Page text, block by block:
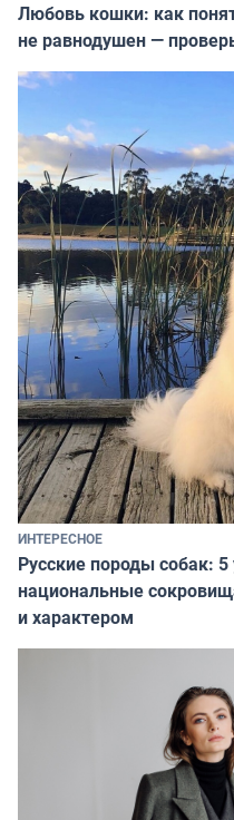
Любовь кошки: как
не равнодушен —
ИНТЕРЕСНОЕ
Русские породы собак:
национальные
и характером